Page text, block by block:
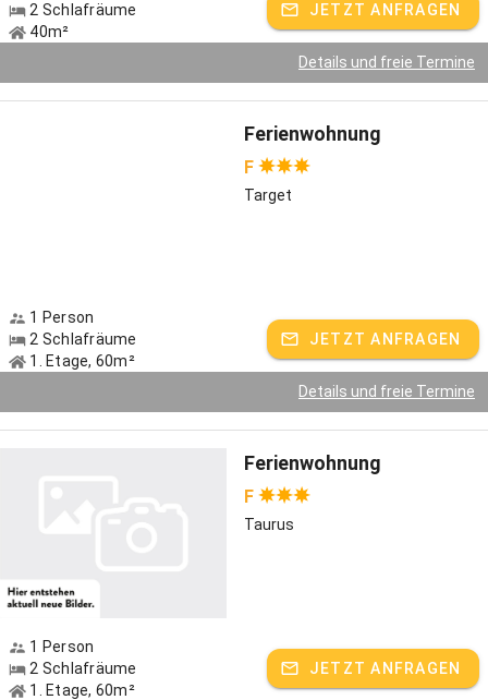
2 Schlafräume
40m²
JETZT ANFRAGEN
Details und freie Termine
Ferienwohnung
F
Target
1 Person
2 Schlafräume
1. Etage, 60m²
JETZT ANFRAGEN
Details und freie Termine
Ferienwohnung
F
Taurus
1 Person
2 Schlafräume
1. Etage, 60m²
JETZT ANFRAGEN